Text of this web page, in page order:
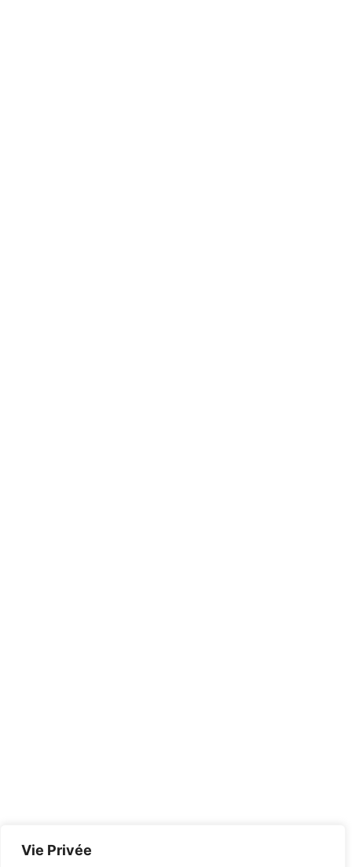
Vie Privée